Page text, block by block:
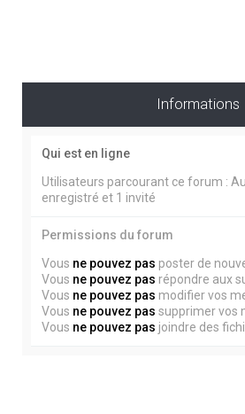
Informations
Qui est en ligne
Utilisateurs parcourant ce forum :
enregistré et 1 invité
Permissions du forum
Vous ne pouvez pas poster de
Vous ne pouvez pas répondre aux
Vous ne pouvez pas modifier vos
Vous ne pouvez pas supprimer vos
Vous ne pouvez pas joindre des